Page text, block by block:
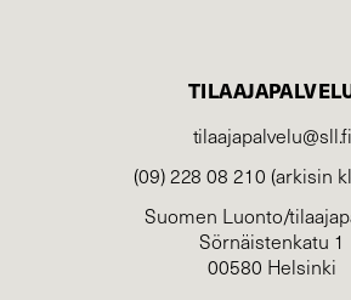
tilaajapalvelu@sll.fi
(09) 228 08 210 (arkisin
Suomen Luonto/
Sörnäistenkatu 1
00580 Helsinki